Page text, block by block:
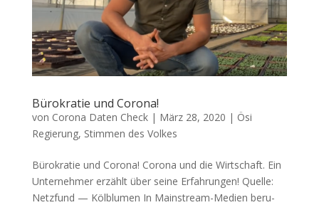
Bürokratie und Corona!
von Corona Daten Check| März 28, 2020 | Ösi
Regierung, Stimmen des Volkes
Bürokratie und Corona! Coro­na und die Wirtschaft. Ein
Unter­neh­mer erzählt über sei­ne Erfahrungen! Quel­le:
Netz­fund — Kölblumen In Main­stream-Medi­en beru­